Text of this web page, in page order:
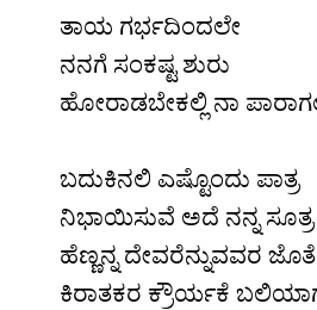
ತಾಯ ಗರ್ಭದಿಂದಲೇ
ನನಗೆ ಸಂಕಷ್ಟ ಶುರು
ಹೋರಾಡಬೇಕಲ್ಲಿ ನಾ
ಬದುಕಿನಲಿ ಎಷ್ಟೊಂದು ಪಾತ್ರ
ನಿಭಾಯಿಸುವೆ ಅದೆ ನನ್ನ ಸೂತ್ರ
ಹೆಣ್ಣನ್ನ ದೇವರೆನ್ನುವವರ ಜೊತೆ
ಕಿರಾತಕರ ಕ್ರೌರ್ಯಕೆ